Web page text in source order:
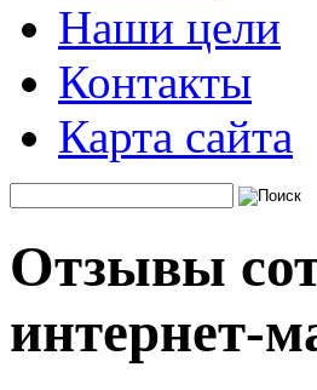
Наши цели
Контакты
Карта сайта
Отзывы
интернет-